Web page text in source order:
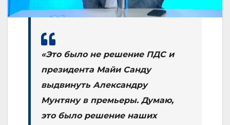
«Это было не решение ПДС и
президента Майи Санду
выдвинуть Александру
Мунтяну в премьеры. Думаю,
это было решение наших